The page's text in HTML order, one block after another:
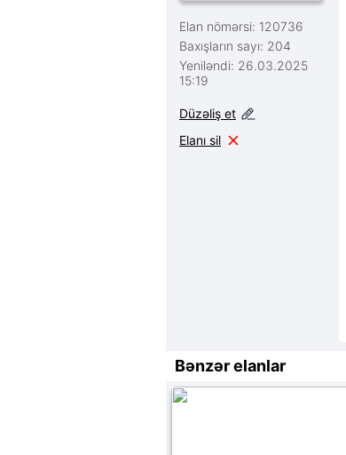
Elan nömərsi: 120736
Baxışların sayı: 204
Yeniləndi: 26.03.2025
15:19
Düzəliş et
Elanı sil
Bənzər elanlar